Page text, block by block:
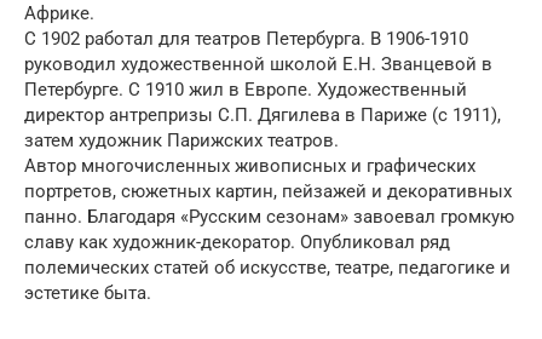
Африке.
С 1902 работал для театров Петербурга. В 1906-1910
руководил художественной школой Е.Н. Званцевой в
Петербурге. С 1910 жил в Европе. Художественный
директор антрепризы С.П. Дягилева в Париже (с 1911),
затем художник Парижских театров.
Автор многочисленных живописных и графических
портретов, сюжетных картин, пейзажей и декоративных
панно. Благодаря «Русским сезонам» завоевал громкую
славу как художник-декоратор. Опубликовал ряд
полемических статей об искусстве, театре, педагогике и
эстетике быта.